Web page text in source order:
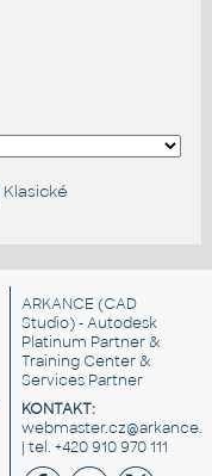
Klasické
ARKANCE (CAD
Studio) - Autodesk
Platinum Partner &
Training Center &
Services Partner
KONTAKT:
| tel. +420 910 970 111